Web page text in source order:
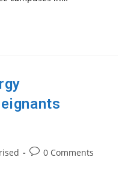
Post0 Comments